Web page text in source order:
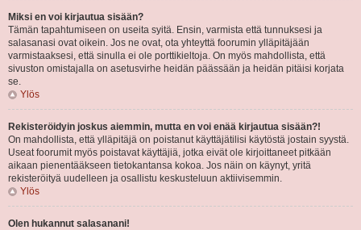
Miksi en voi kirjautua sisään?
Tämän tapahtumiseen on useita syitä. Ensin, varmista että tunnuksesi ja
salasanasi ovat oikein. Jos ne ovat, ota yhteyttä foorumin ylläpitäjään
varmistaaksesi, että sinulla ei ole porttikieltoja. On myös mahdollista, että
sivuston omistajalla on asetusvirhe heidän päässään ja heidän pitäisi korjata
se.
Ylös
Rekisteröidyin joskus aiemmin, mutta en voi enää kirjautua sisään?!
On mahdollista, että ylläpitäjä on poistanut käyttäjätilisi käytöstä jostain syystä.
Useat foorumit myös poistavat käyttäjiä, jotka eivät ole kirjoittaneet pitkään
aikaan pienentääkseen tietokantansa kokoa. Jos näin on käynyt, yritä
rekisteröityä uudelleen ja osallistu keskusteluun aktiivisemmin.
Ylös
Olen hukannut salasanani!